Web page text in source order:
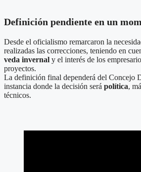
Definición pendiente en un
Desde el oficialismo remarcaron la
realizadas las correcciones, teniendo en
veda invernal y el interés de los
proyectos.
La definición final dependerá del Concejo
instancia donde la decisión será política,
técnicos.